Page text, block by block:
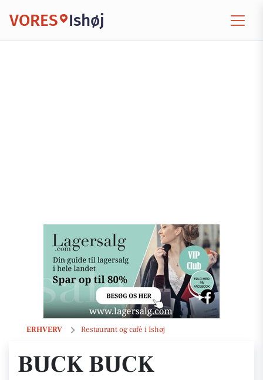
VORES Ishøj
ERHVERV Restaurant og café i Ishøj
Buck Buck
BUCK BUCK